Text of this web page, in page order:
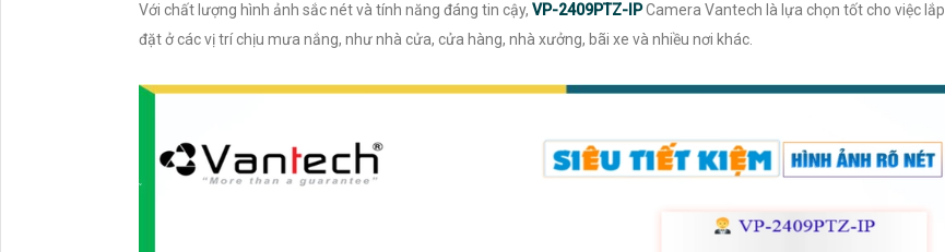
Với chất lượng hình ảnh sắc nét và tính năng đáng tin cậy, VP-2409PTZ-IPCamera Vantech là lựa chọn tốt cho việc lắp
đặt ở các vị trí chịu mưa nắng, như nhà cửa, cửa hàng, nhà xưởng, bãi xe và nhiều nơi khác.